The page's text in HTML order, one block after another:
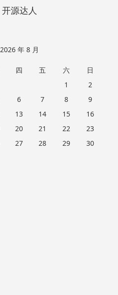
开源达人
2026 年 8 月
四 五 六
日
1
2
6 7 8
9
13 14 15
16
20 21 22
23
27 28 29
30